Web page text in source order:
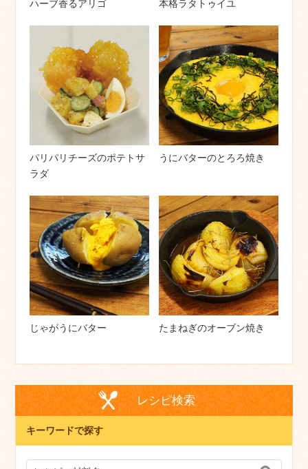
ハーブ香るアリゴ 本格ラタトゥイユ
パリパリチーズのポテトサ
ラダ
うにバターのとろろ焼き
じゃがうにバター たまねぎのオーブン焼き
レシピ検索
キーワードで探す